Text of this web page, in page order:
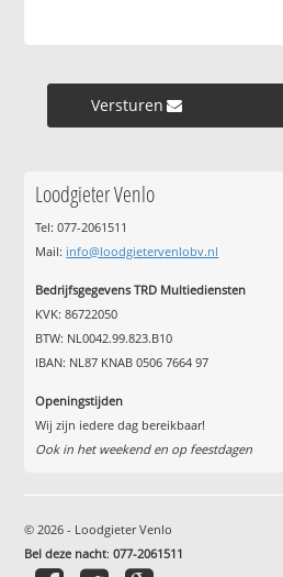
Versturen »
Loodgieter Venlo
Tel: 077-2061511
Mail: info@loodgietervenlobv.nl
Bedrijfsgegevens TRD Multiediensten
KVK: 86722050
BTW: NL0042.99.823.B10
IBAN: NL87 KNAB 0506 7664 97
Openingstijden
Wij zijn iedere dag bereikbaar!
Ook in het weekend en op feestdagen
© 2026 - Loodgieter Venlo
Bel deze nacht:077-2061511